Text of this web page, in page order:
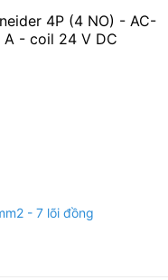
4P (4 NO) - AC-
- coil 24 V DC
- 7 lõi đồng